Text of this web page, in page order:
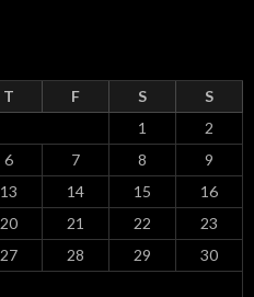
T F S
S
1
2
6 7 8
9
13 14 15
16
20 21 22
23
27 28 29
30